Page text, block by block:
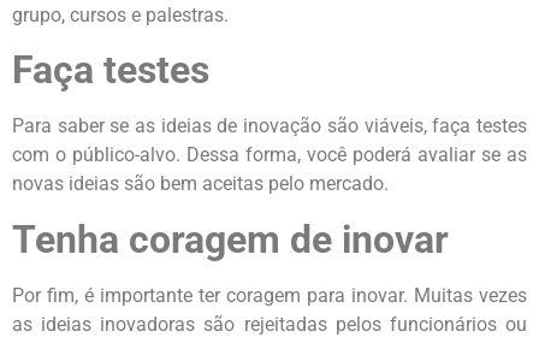
grupo, cursos e palestras.
Faça testes
Para saber se as ideias de inovação são viáveis, faça testes
com o público-alvo. Dessa forma, você poderá avaliar se as
novas ideias são bem aceitas pelo mercado.
Tenha coragem de inovar
Por fim, é importante ter coragem para inovar. Muitas vezes
as ideias inovadoras são rejeitadas pelos funcionários ou